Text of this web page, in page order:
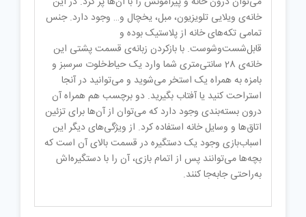
خانه‌ی ویلایی تلویزیون، مبل، یخچال و… وجود دارد. جنس
تمامی تکه‌های خانه از پلاستیک بوده و
قابل‌شست‌وشوست. با بازکردن ‌زبانه‌ی قسمت پشتی این
خانه‌ی 28 سانتی‌متری شما وارد یک حیاط‌خلوت سرسبز و
بامزه به همراه یک استخر می‌شوید و می‌توانید در آنجا
استراحت کنید یا آفتاب بگیرید. دو برچسب هم همراه آن
درون بسته‌بندی وجود دارد که می‌توان از آن‌ها برای تزئین
اتاق‌ها و وسایل خانه استفاده کرد. از ویژگی‌های دیگر این
اسباب‌بازی وجود یک دستگیره در قسمت بالای آن است که
بچه‌ها می‌توانند پس از اتمام بازی، آن را با دستگیره‌اش
به‌راحتی جابه‌جا کنند.